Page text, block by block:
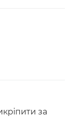
за